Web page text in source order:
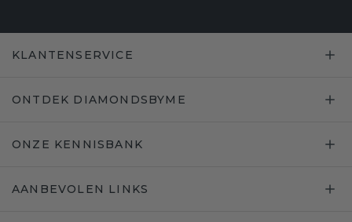
KLANTENSERVICE
ONTDEK DIAMONDSBYME
ONZE KENNISBANK
AANBEVOLEN LINKS